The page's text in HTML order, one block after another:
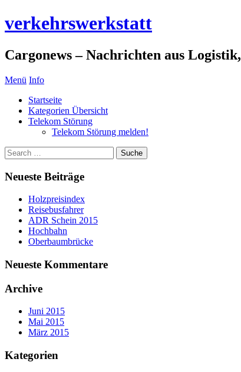
verkehrswerkstatt
Cargonews – Nachrichten aus
Menü Info
Startseite
Kategorien Übersicht
Telekom Störung
Telekom Störung melden!
Neueste Beiträge
Holzpreisindex
Reisebusfahrer
ADR Schein 2015
Hochbahn
Oberbaumbrücke
Neueste Kommentare
Archive
Juni 2015
Mai 2015
März 2015
Kategorien